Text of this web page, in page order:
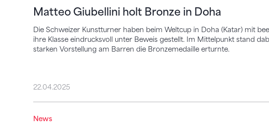
Matteo Giubellini holt Bronze in Doha
Die Schweizer Kunstturner haben beim Weltcup in Doha (Katar) mit
ihre Klasse eindrucksvoll unter Beweis gestellt. Im Mittelpunkt stand
starken Vorstellung am Barren die Bronzemedaille erturnte.
22.04.2025
News
Luca Murabito holt in Stuttgart Silber